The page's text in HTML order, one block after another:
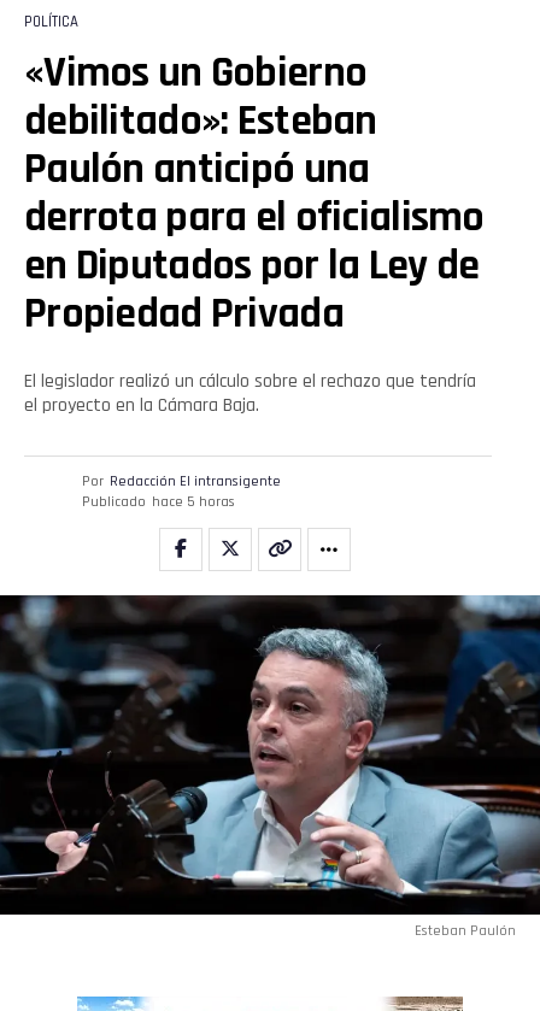
POLÍTICA
«Vimos un Gobierno
debilitado»: Esteban
Paulón anticipó una
derrota para el oficialismo
en Diputados por la Ley de
Propiedad Privada
El legislador realizó un cálculo sobre el rechazo que tendría
el proyecto en la Cámara Baja.
Por Redacción El intransigente
Publicado hace 5 horas
Esteban Paulón